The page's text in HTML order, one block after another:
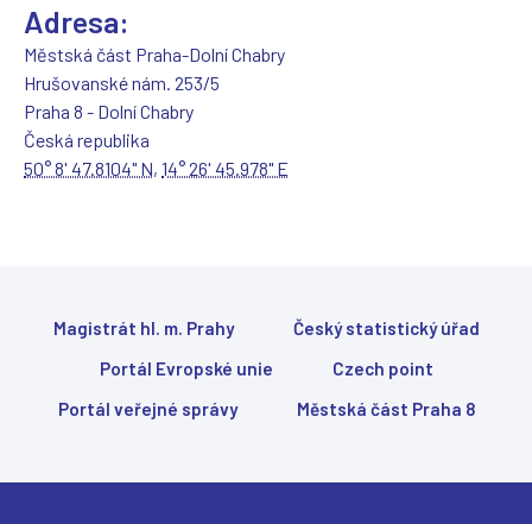
( (
v
n
o
v
é
m
o
k
Adresa:
Městská část Praha-Dolní Chabry
Hrušovanské nám. 253/5
Praha 8 - Dolní Chabry
Česká republika
50° 8' 47.8104" N, 14° 26' 45.978" E
Magistrát hl. m. Prahy
Český statistický úřad
Portál Evropské unie
Czech point
Portál veřejné správy
Městská část Praha 8